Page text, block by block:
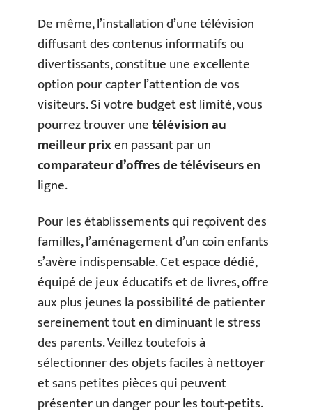
De même, l’installation d’une télévision
diffusant des contenus informatifs ou
divertissants, constitue une excellente
option pour capter l’attention de vos
visiteurs. Si votre budget est limité, vous
pourrez trouver unetélévision au
meilleur prixen passant par un
comparateur d’offres de téléviseursen
ligne.
Pour les établissements qui reçoivent des
familles, l’aménagement d’un coin enfants
s’avère indispensable. Cet espace dédié,
équipé de jeux éducatifs et de livres, offre
aux plus jeunes la possibilité de patienter
sereinement tout en diminuant le stress
des parents. Veillez toutefois à
sélectionner des objets faciles à nettoyer
et sans petites pièces qui peuvent
présenter un danger pour les tout-petits.